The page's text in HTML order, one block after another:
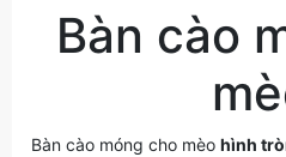
Bàn cào
Bàn cào móng cho mèo hình